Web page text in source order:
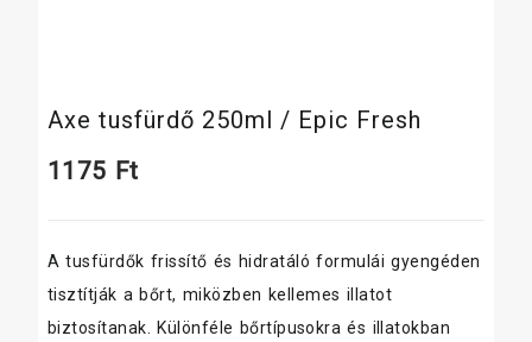
Axe tusfürdő 250ml / Epic Fresh
1175 Ft
A tusfürdők frissítő és hidratáló formulái gyengéden
tisztítják a bőrt, miközben kellemes illatot
biztosítanak. Különféle bőrtípusokra és illatokban